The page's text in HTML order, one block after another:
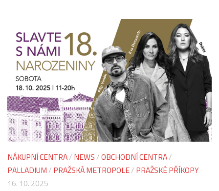
NÁKUPNÍ CENTRA/ NEWS /OBCHODNÍ CENTRA/
PALLADIUM / PRAŽSKÁ METROPOLE/ PRAŽSKÉ PŘÍKOPY
16. 10. 2025